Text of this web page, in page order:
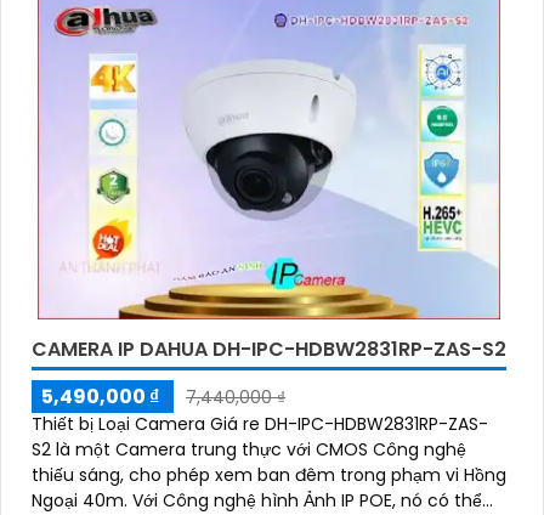
CAMERA IP DAHUA DH-IPC-HDBW2831RP-ZAS-S2
5,490,000 ₫
7,440,000 ₫
Thiết bị Loại Camera Giá re DH-IPC-HDBW2831RP-ZAS-
S2 là một Camera trung thực với CMOS Công nghệ
thiếu sáng, cho phép xem ban đêm trong phạm vi Hồng
Ngoại 40m. Với Công nghệ hình Ảnh IP POE, nó có thể